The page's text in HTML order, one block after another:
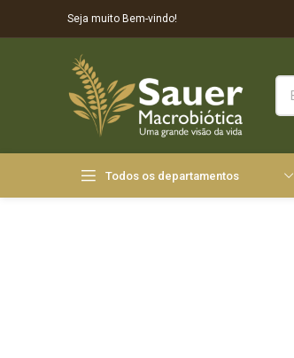
Seja muito Bem-vindo!
Todos os departamentos